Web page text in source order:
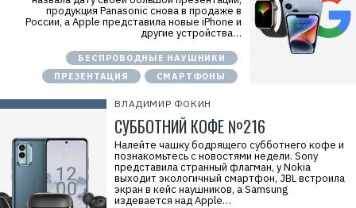
продукция Panasonic снова в продаже в
России, а Apple представила новые iPhone и
другие устройства…
БЕСПРОВОДНЫЕ НАУШНИКИ
ПРЕЗЕНТАЦИЯ
СМАРТФОНЫ
ВЛАДИМИР ФОКИН
СУББОТНИЙ КОФЕ №216
Налейте чашку бодрящего субботнего кофе и
познакомьтесь с новостями недели. Sony
представила странный флагман, у Nokia
выходит экологичный смартфон, JBL встроила
экран в кейс наушников, а Samsung
издевается над Apple…